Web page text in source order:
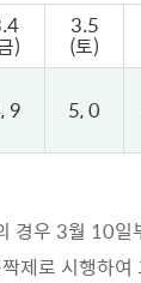
)
3.5
(토)
9 5, 0
경우 3월 10일
제로 시행하여